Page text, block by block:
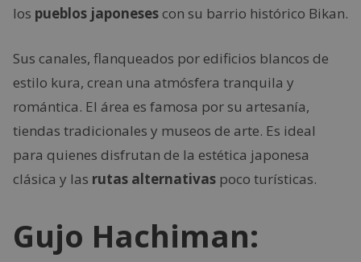
los pueblos japonesescon su barrio histórico Bikan.
Sus canales, flanqueados por edificios blancos de
estilo kura, crean una atmósfera tranquila y
romántica. El área es famosa por su artesanía,
tiendas tradicionales y museos de arte. Es ideal
para quienes disfrutan de la estética japonesa
clásica y las rutas alternativas poco turísticas.
Gujo Hachiman: